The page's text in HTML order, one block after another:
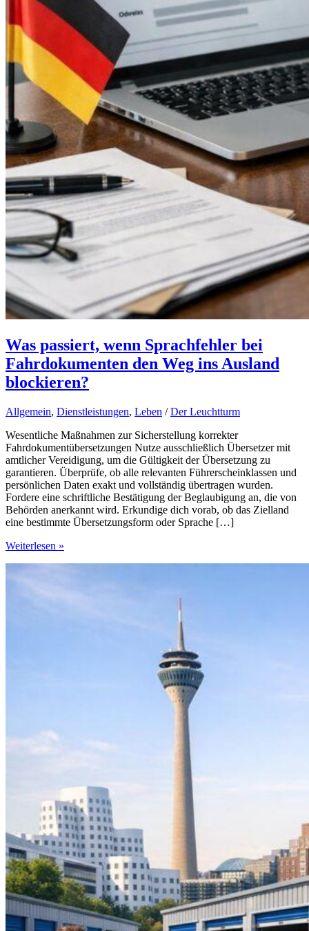
Was passiert, wenn Sprachfehler bei
Fahrdokumenten den Weg ins Ausland
blockieren?
Allgemein, Dienstleistungen, Leben /Der Leuchtturm
Wesentliche Maßnahmen zur Sicherstellung korrekter
Fahrdokumentübersetzungen Nutze ausschließlich Übersetzer mit
amtlicher Vereidigung, um die Gültigkeit der Übersetzung zu
garantieren. Überprüfe, ob alle relevanten Führerscheinklassen und
persönlichen Daten exakt und vollständig übertragen wurden.
Fordere eine schriftliche Bestätigung der Beglaubigung an, die von
Behörden anerkannt wird. Erkundige dich vorab, ob das Zielland
eine bestimmte Übersetzungsform oder Sprache […]
Was
wenn
Weiterlesen »